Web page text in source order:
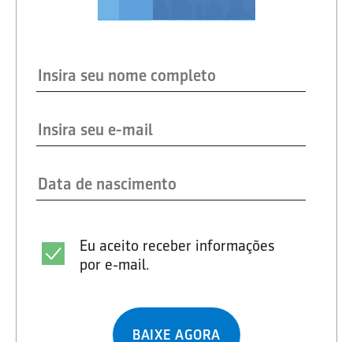
Eu aceito receber informações
por e-mail.
BAIXE AGORA